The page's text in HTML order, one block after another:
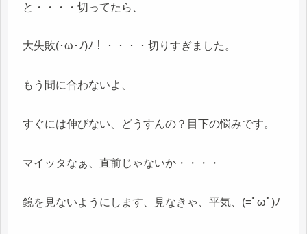
と・・・・切ってたら、
大失敗(･ω･ﾉ)ﾉ！・・・・切りすぎました。
もう間に合わないよ、
すぐには伸びない、どうすんの？目下の悩みです。
マイッタなぁ、直前じゃないか・・・・
鏡を見ないようにします、見なきゃ、平気、(=ﾟωﾟ)ﾉ